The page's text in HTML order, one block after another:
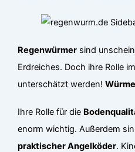
Regenwürmer sind
Erdreiches. Doch ihre Rolle
unterschätzt werden!
Ihre Rolle für die
enorm wichtig. Außerdem
praktischer Angelköder.